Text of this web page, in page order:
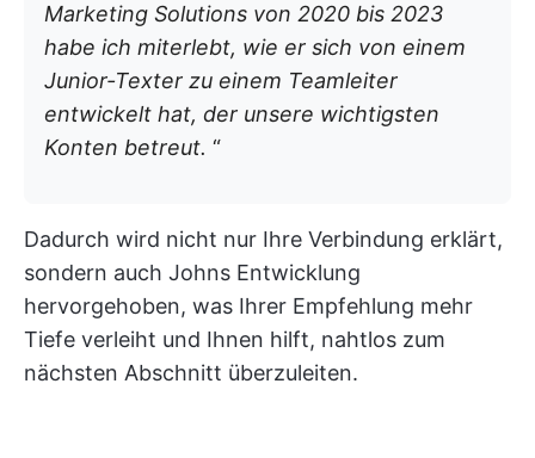
Marketing Solutions von 2020 bis 2023
habe ich miterlebt, wie er sich von einem
Junior-Texter zu einem Teamleiter
entwickelt hat, der unsere wichtigsten
Konten betreut. “
Dadurch wird nicht nur Ihre Verbindung erklärt,
sondern auch Johns Entwicklung
hervorgehoben, was Ihrer Empfehlung mehr
Tiefe verleiht und Ihnen hilft, nahtlos zum
nächsten Abschnitt überzuleiten.